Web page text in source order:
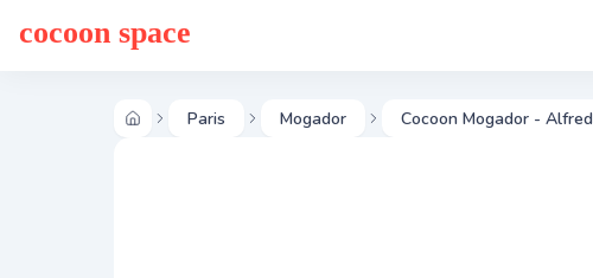
cocoon space
Paris Mogador Cocoon Mogador - Alfred